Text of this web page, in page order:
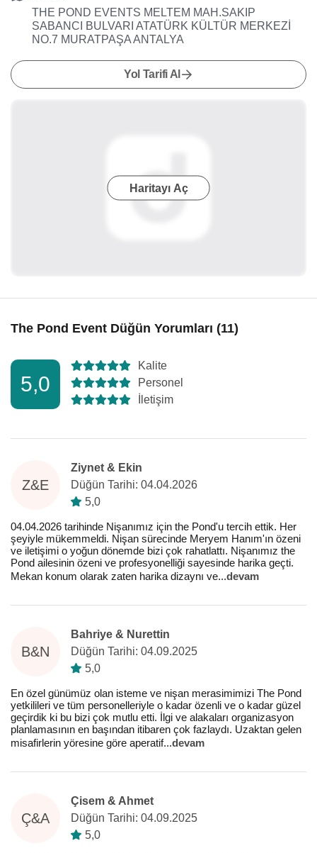
THE POND EVENTS MELTEM MAH.SAKIP
SABANCI BULVARI ATATÜRK KÜLTÜR MERKEZİ
NO.7 MURATPAŞA ANTALYA
Yol Tarifi Al
Haritayı Aç
The Pond Event Düğün Yorumları (11)
5,0
Kalite
Personel
İletişim
Z&E
Ziynet & Ekin
Düğün Tarihi: 04.04.2026
5,0
04.04.2026 tarihinde Nişanımız için the Pond'u tercih ettik. Her
şeyiyle mükemmeldi. Nişan sürecinde Meryem Hanım'ın özeni
ve iletişimi o yoğun dönemde bizi çok rahatlattı. Nişanımız the
Pond ailesinin özeni ve profesyonelliği sayesinde harika geçti.
Mekan konum olarak zaten harika dizaynı ve...devam
B&N
Bahriye & Nurettin
Düğün Tarihi: 04.09.2025
5,0
En özel günümüz olan isteme ve nişan merasimimizi The Pond
yetkilileri ve tüm personelleriyle o kadar özenli ve o kadar güzel
geçirdik ki bu bizi çok mutlu etti. İlgi ve alakaları organizasyon
planlamasının en başından itibaren çok fazlaydı. Uzaktan gelen
misafirlerin yöresine göre aperatif...devam
Ç&A
Çisem & Ahmet
Düğün Tarihi: 04.09.2025
5,0